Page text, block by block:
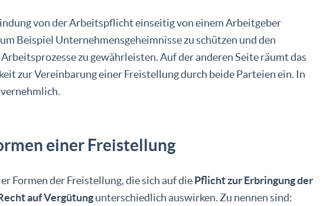
von der Arbeitspflicht einseitig von einem Arbeitgeber
Beispiel Unternehmensgeheimnisse zu schützen und den
zu gewährleisten. Auf der anderen Seite räumt das
zur Vereinbarung einer Freistellung durch beide Parteien ein. In
einer Freistellung
Formen der Freistellung, die sich auf diePflicht zur Erbringung der
auf Vergütungunterschiedlich auswirken. Zu nennen sind: